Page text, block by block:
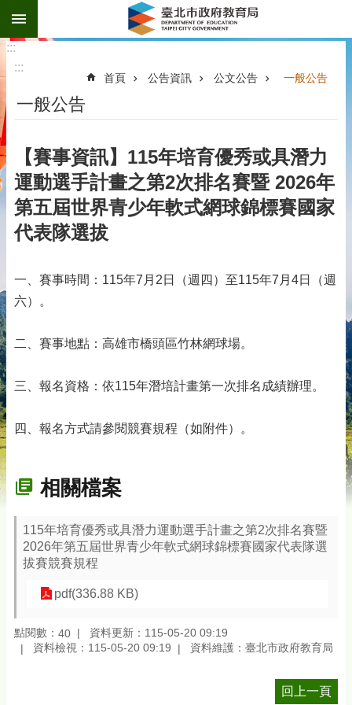
跳到主要內容區塊
:::
:::
首頁 公告資訊 公文公告 一般公告
一般公告
【賽事資訊】115年培育優秀或具潛力
運動選手計畫之第2次排名賽暨 2026年
第五屆世界青少年軟式網球錦標賽國家
代表隊選拔
一、賽事時間：115年7月2日（週四）至115年7月4日（週
六）。
二、賽事地點：高雄市橋頭區竹林網球場。
三、報名資格：依115年潛培計畫第一次排名成績辦理。
四、報名方式請參閱競賽規程（如附件）。
相關檔案
115年培育優秀或具潛力運動選手計畫之第2次排名賽暨
2026年第五屆世界青少年軟式網球錦標賽國家代表隊選
拔賽競賽規程
pdf(336.88 KB)
點閱數： 40
資料更新：115-05-20 09:19
資料檢視：115-05-20 09:19
資料維護：臺北市政府教育局
回上一頁